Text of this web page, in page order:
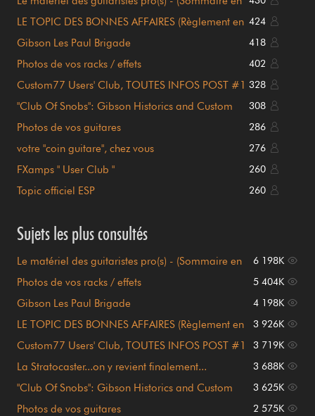
LE TOPIC DES BONNES AFFAIRES (Règlement en 424
Gibson Les Paul Brigade 418
Photos de vos racks / effets 402
Custom77 Users' Club, TOUTES INFOS POST #1 328
"Club Of Snobs": Gibson Historics and Custom
308
Photos de vos guitares 286
votre "coin guitare", chez vous 276
FXamps " User Club " 260
Topic officiel ESP 260
Sujets les plus consultés
Le matériel des guitaristes pro(s) - (Sommaire en
6 198K
Photos de vos racks / effets 5 404K
Gibson Les Paul Brigade 4 198K
LE TOPIC DES BONNES AFFAIRES (Règlement en
3 926K
Custom77 Users' Club, TOUTES INFOS POST #1
3 719K
La Stratocaster...on y revient finalement... 3 688K
"Club Of Snobs": Gibson Historics and Custom
3 625K
Photos de vos guitares 2 575K